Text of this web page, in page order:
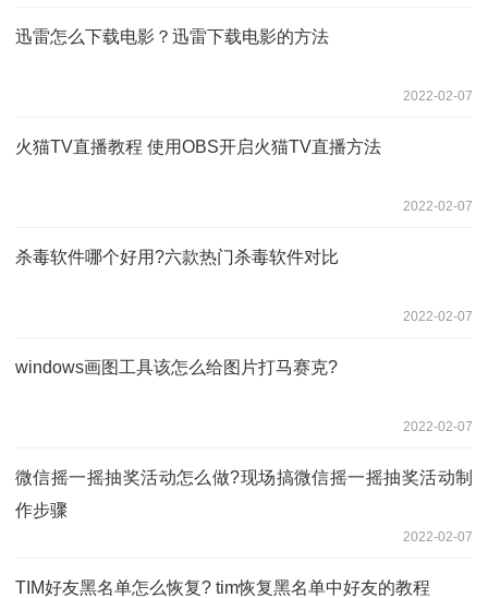
迅雷怎么下载电影？迅雷下载电影的方法
2022-02-07
火猫TV直播教程 使用OBS开启火猫TV直播方法
2022-02-07
杀毒软件哪个好用?六款热门杀毒软件对比
2022-02-07
windows画图工具该怎么给图片打马赛克?
2022-02-07
微信摇一摇抽奖活动怎么做?现场搞微信摇一摇抽奖活动制
作步骤
2022-02-07
TIM好友黑名单怎么恢复? tim恢复黑名单中好友的教程